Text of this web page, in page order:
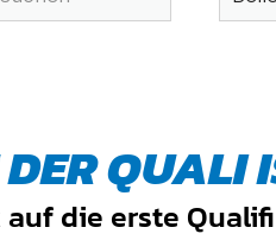
QUALI
auf die erste